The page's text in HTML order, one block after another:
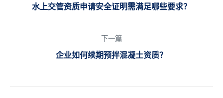
水上交管资质申请安全证明需满足哪些要求？
下一篇
企业如何续期预拌混凝土资质？